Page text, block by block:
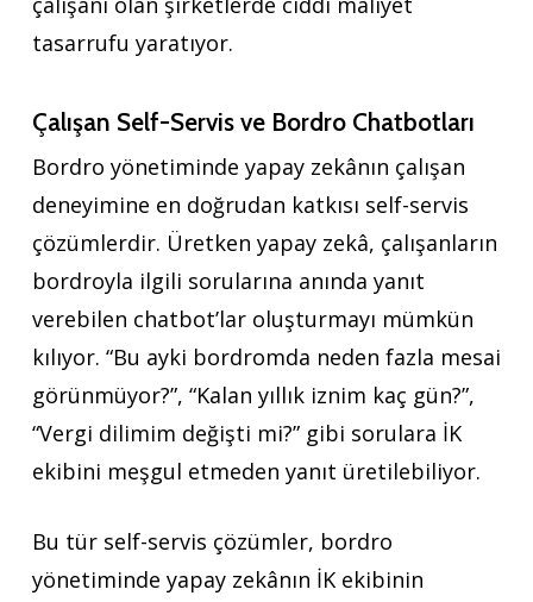
tasarrufu yaratıyor.
Çalışan Self-Servis ve Bordro Chatbotları
Bordro yönetiminde yapay zekânın çalışan
deneyimine en doğrudan katkısı self-servis
çözümlerdir. Üretken yapay zekâ, çalışanların
bordroyla ilgili sorularına anında yanıt
verebilen chatbot’lar oluşturmayı mümkün
kılıyor. “Bu ayki bordromda neden fazla mesai
görünmüyor?”, “Kalan yıllık iznim kaç gün?”,
“Vergi dilimim değişti mi?” gibi sorulara İK
ekibini meşgul etmeden yanıt üretilebiliyor.
Bu tür self-servis çözümler, bordro
yönetiminde yapay zekânın İK ekibinin